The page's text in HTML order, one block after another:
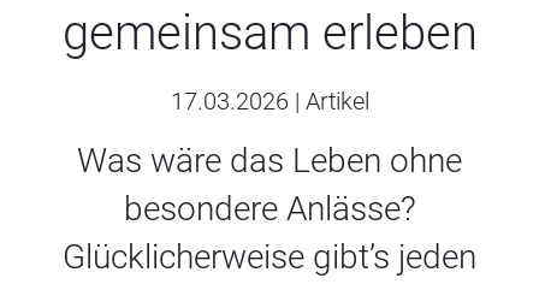
gemeinsam erleben
17.03.2026 | Artikel
Was wäre das Leben ohne
besondere Anlässe?
Glücklicherweise gibt’s jeden